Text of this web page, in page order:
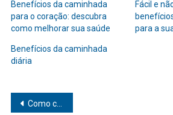
Benefícios da caminhada
para o coração: descubra
como melhorar sua saúde
Fácil e
para a
Benefícios da caminhada
diária
Navegação
Como cuidar da saúde mental na correria do dia a dia